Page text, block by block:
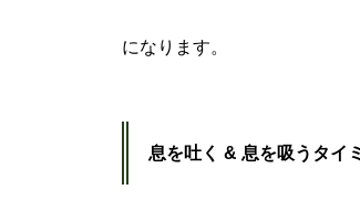
になります。
息を吐く & 息を吸うタイ